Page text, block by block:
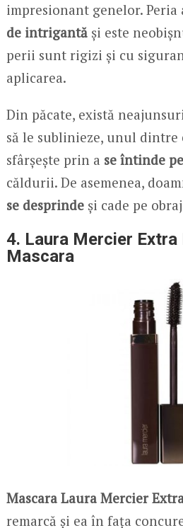
impresionant genelor. Peria
de intrigantăși este
perii sunt rigizi și cu
aplicarea.
Din păcate, există
să le sublinieze, unul dintre
sfârșește prin a se întinde
căldurii. De asemenea,
se desprindeși cade pe
4. Laura Mercier
Mascara
Mascara Laura Mercier
remarcă și ea în fața